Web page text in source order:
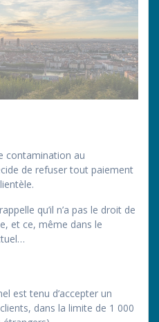
contamination au
de refuser tout paiement
qu’il n’a pas le droit de
et ce, même dans le
est tenu d’accepter un
dans la limite de 1 000